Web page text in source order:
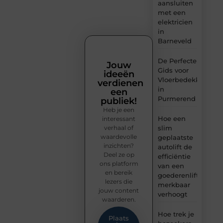
aansluiten
met een
elektricien
in
Barneveld
De Perfecte
Gids voor
Vloerbedekking
in
Purmerend
Hoe een
slim
geplaatste
autolift de
efficiëntie
van een
goederenlift
merkbaar
verhoogt
Hoe trek je
Jouw
ideeën
verdienen
een
publiek!
Heb je een
interessant
verhaal of
waardevolle
inzichten?
Deel ze op
ons platform
en bereik
lezers die
jouw content
waarderen.
Plaats